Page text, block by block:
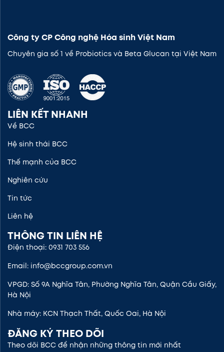
Công ty CP Công nghệ Hóa sinh Việt Nam
Chuyên gia số 1 về Probiotics và Beta Glucan tại Việt Nam
LIÊN KẾT NHANH
Về BCC
Hệ sinh thái BCC
Thế mạnh của BCC
Nghiên cứu
Tin tức
Liên hệ
THÔNG TIN LIÊN HỆ
Điện thoại: 0931 703 556
Email: info@bccgroup.com.vn
VPGD: Số 9A Nghĩa Tân, Phường Nghĩa Tân, Quận Cầu Giấy,
Hà Nội
Nhà máy: KCN Thạch Thất, Quốc Oai, Hà Nội
ĐĂNG KÝ THEO DÕI
Theo dõi BCC để nhận những thông tin mới nhất